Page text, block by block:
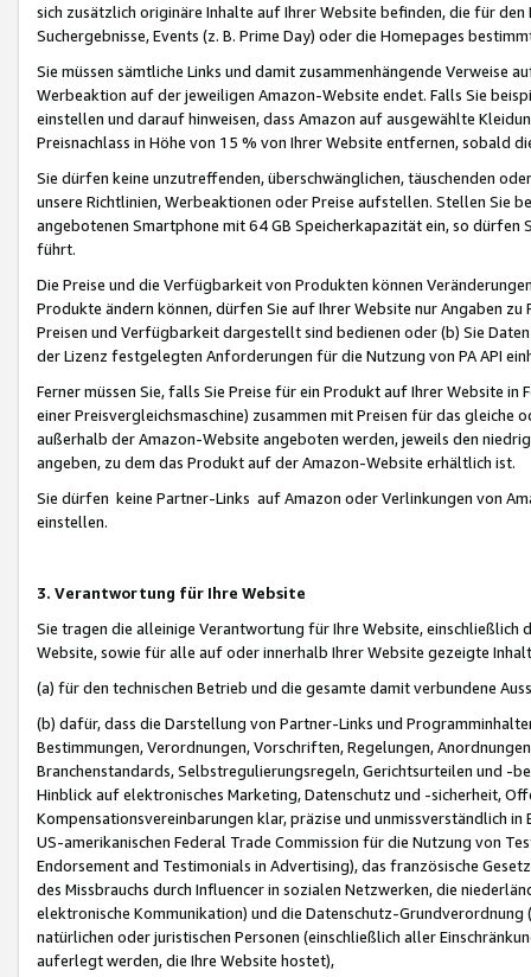
sich zusätzlich originäre Inhalte auf Ihrer Website befinden, die für
Suchergebnisse, Events (z. B. Prime Day) oder die Homepages
Sie müssen sämtliche Links und damit zusammenhängende
Werbeaktion auf der jeweiligen Amazon-Website endet. Falls Sie
einstellen und darauf hinweisen, dass Amazon auf ausgewählte
Preisnachlass in Höhe von 15 % von Ihrer Website entfernen, sobald
Sie dürfen keine unzutreffenden, überschwänglichen, täuschenden
unsere Richtlinien, Werbeaktionen oder Preise aufstellen. Stellen Sie
angebotenen Smartphone mit 64 GB Speicherkapazität ein, so dürfen
führt.
Die Preise und die Verfügbarkeit von Produkten können
Produkte ändern können, dürfen Sie auf Ihrer Website nur Angaben
Preisen und Verfügbarkeit dargestellt sind bedienen oder (b) Sie
der Lizenz festgelegten Anforderungen für die Nutzung von PA API
Ferner müssen Sie, falls Sie Preise für ein Produkt auf Ihrer Website
einer Preisvergleichsmaschine) zusammen mit Preisen für das
außerhalb der Amazon-Website angeboten werden, jeweils den
angeben, zu dem das Produkt auf der Amazon-Website erhältlich ist.
Sie dürfen keine Partner-Links auf Amazon oder Verlinkungen von
einstellen.
3. Verantwortung für Ihre Website
Sie tragen die alleinige Verantwortung für Ihre Website,
Website, sowie für alle auf oder innerhalb Ihrer Website gezeigte
(a) für den technischen Betrieb und die gesamte damit verbundene
(b) dafür, dass die Darstellung von Partner-Links und
Bestimmungen, Verordnungen, Vorschriften, Regelungen,
Branchenstandards, Selbstregulierungsregeln, Gerichtsurteilen und -
Hinblick auf elektronisches Marketing, Datenschutz und -sicherheit,
Kompensationsvereinbarungen klar, präzise und unmissverständlich
US-amerikanischen Federal Trade Commission für die Nutzung von
Endorsement and Testimonials in Advertising), das französische
des Missbrauchs durch Influencer in sozialen Netzwerken, die
elektronische Kommunikation) und die Datenschutz-
natürlichen oder juristischen Personen (einschließlich aller
auferlegt werden, die Ihre Website hostet),